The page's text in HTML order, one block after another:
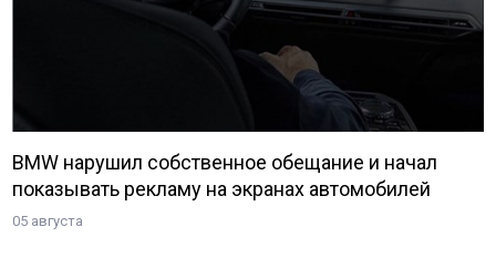
BMW нарушил собственное обещание и начал
показывать рекламу на экранах автомобилей
05 августа